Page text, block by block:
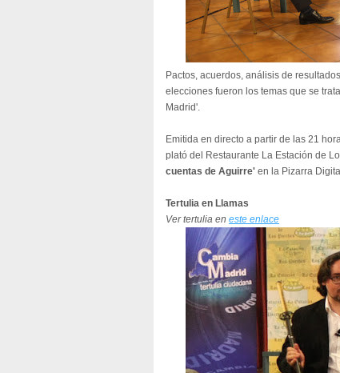
Pactos, acuerdos, análisis de
elecciones fueron los temas que se
Madrid'.
Emitida en directo a partir de las 21
plató del Restaurante La Estación de
cuentas de Aguirre' en la Pizarra
Tertulia en Llamas
Ver tertulia en este enlace